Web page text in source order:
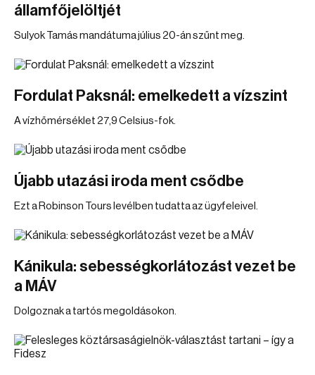
államfőjelöltjét
Sulyok Tamás mandátuma július 20-án szűnt meg.
Fordulat Paksnál: emelkedett a vízszint
A vízhőmérséklet 27,9 Celsius-fok.
Újabb utazási iroda ment csődbe
Ezt a Robinson Tours levélben tudatta az ügyfeleivel.
Kánikula: sebességkorlátozást vezet be
a MÁV
Dolgoznak a tartós megoldásokon.